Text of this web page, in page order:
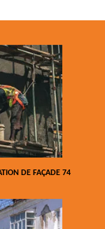
DE FAÇADE 74